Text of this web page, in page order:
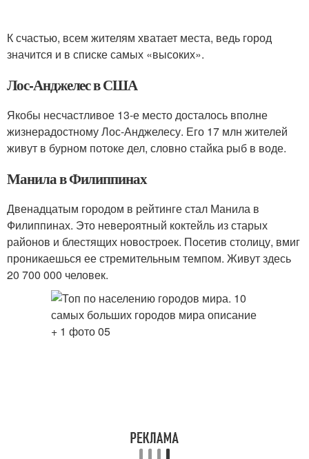
К счастью, всем жителям хватает места, ведь город
значится и в списке самых «высоких».
Лос-Анджелес в США
Якобы несчастливое 13-е место досталось вполне
жизнерадостному Лос-Анджелесу. Его 17 млн жителей
живут в бурном потоке дел, словно стайка рыб в воде.
Манила в Филиппинах
Двенадцатым городом в рейтинге стал Манила в
Филиппинах. Это невероятный коктейль из старых
районов и блестящих новостроек. Посетив столицу, вмиг
проникаешься ее стремительным темпом. Живут здесь
20 700 000 человек.